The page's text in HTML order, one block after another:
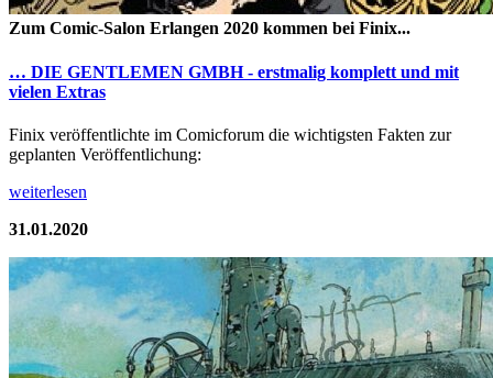
Zum Comic-Salon Erlangen 2020 kommen bei Finix...
… DIE GENTLEMEN GMBH - erstmalig komplett und mit
vielen Extras
Finix veröffentlichte im Comicforum die wichtigsten Fakten zur
geplanten Veröffentlichung:
weiterlesen
31.01.2020